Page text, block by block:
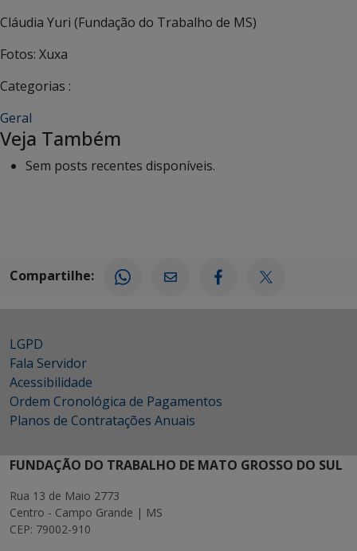
Cláudia Yuri (Fundação do Trabalho de MS)
Fotos: Xuxa
Categorias :
Geral
Veja Também
Sem posts recentes disponíveis.
Compartilhe:
LGPD
Fala Servidor
Acessibilidade
Ordem Cronológica de Pagamentos
Planos de Contratações Anuais
FUNDAÇÃO DO TRABALHO DE MATO GROSSO DO SUL
Rua 13 de Maio 2773
Centro - Campo Grande | MS
CEP: 79002-910